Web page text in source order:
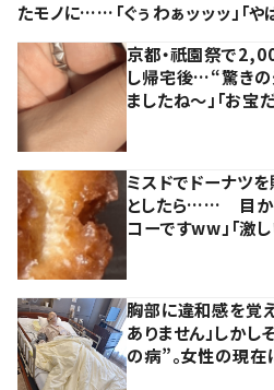
たモノに……「ぐぅわぁッッッ」「や
京都・祇園祭で
し帰宅後…“驚きの
ましたね～」「お宝
ミスドでドーナツ
としたら…… 目か
コーですww」「激
胸部に違和感を覚
ありません」しか
の病”。女性の現在